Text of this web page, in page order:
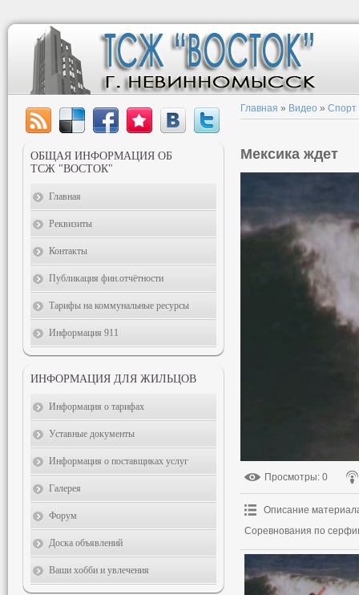
Главная » Видео » Спорт
Мексика ждет
Просмотры: 0
Описание
Соревнования по
ОБЩАЯ ИНФОРМАЦИЯ ОБ
ТСЖ "ВОСТОК"
Главная
Реквизиты
Контакты
Публикация фин.отчётности
Тарифы на коммунальные ресурсы
Информация 911
ИНФОРМАЦИЯ ДЛЯ ЖИЛЬЦОВ
Информация о тарифах
Уставные документы
Информация о поставщиках услуг
Галерея
Форум
Доска объявлений
Ваши хобби и увлечения